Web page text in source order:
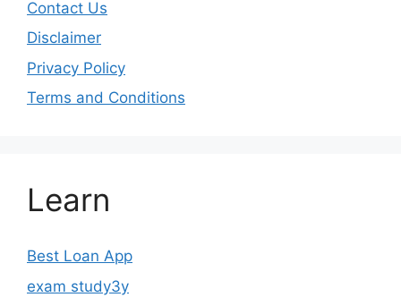
Contact Us
Disclaimer
Privacy Policy
Terms and Conditions
Learn
Best Loan App
exam study3y